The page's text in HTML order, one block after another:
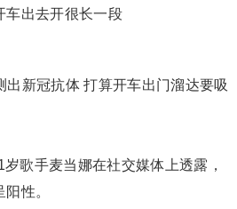
车出去开很长一段
新冠抗体 打算开车出门溜达要吸
歌手麦当娜在社交媒体上透露，
性。